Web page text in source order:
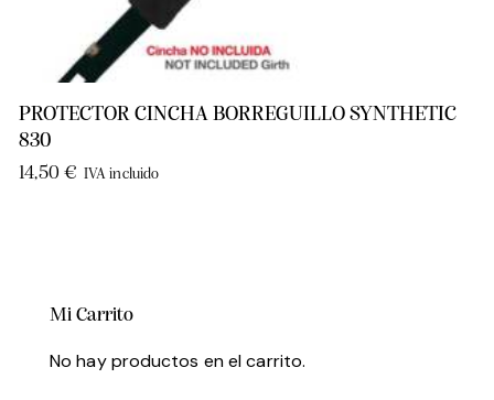
PROTECTOR CINCHA BORREGUILLO SYNTHETIC
830
14,50 € IVA incluido
Mi Carrito
No hay productos en el carrito.